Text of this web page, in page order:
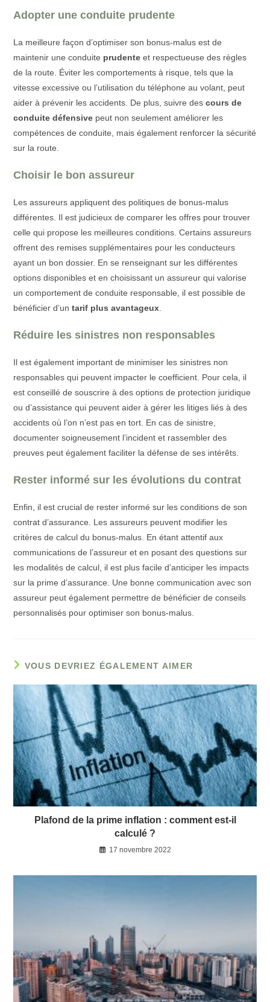
Adopter une conduite prudente
La meilleure façon d’optimiser son bonus-malus est de
maintenir une conduite prudente et respectueuse des règles
de la route. Éviter les comportements à risque, tels que la
vitesse excessive ou l’utilisation du téléphone au volant, peut
aider à prévenir les accidents. De plus, suivre descours de
conduite défensive peut non seulement améliorer les
compétences de conduite, mais également renforcer la sécurité
sur la route.
Choisir le bon assureur
Les assureurs appliquent des politiques de bonus-malus
différentes. Il est judicieux de comparer les offres pour trouver
celle qui propose les meilleures conditions. Certains assureurs
offrent des remises supplémentaires pour les conducteurs
ayant un bon dossier. En se renseignant sur les différentes
options disponibles et en choisissant un assureur qui valorise
un comportement de conduite responsable, il est possible de
bénéficier d’untarif plus avantageux.
Réduire les sinistres non responsables
Il est également important de minimiser les sinistres non
responsables qui peuvent impacter le coefficient. Pour cela, il
est conseillé de souscrire à des options de protection juridique
ou d’assistance qui peuvent aider à gérer les litiges liés à des
accidents où l’on n’est pas en tort. En cas de sinistre,
documenter soigneusement l’incident et rassembler des
preuves peut également faciliter la défense de ses intérêts.
Rester informé sur les évolutions du contrat
Enfin, il est crucial de rester informé sur les conditions de son
contrat d’assurance. Les assureurs peuvent modifier les
critères de calcul du bonus-malus. En étant attentif aux
communications de l’assureur et en posant des questions sur
les modalités de calcul, il est plus facile d’anticiper les impacts
sur la prime d’assurance. Une bonne communication avec son
assureur peut également permettre de bénéficier de conseils
personnalisés pour optimiser son bonus-malus.
VOUS DEVRIEZ ÉGALEMENT AIMER
Plafond de la prime inflation : comment est-il
calculé ?
17 novembre 2022